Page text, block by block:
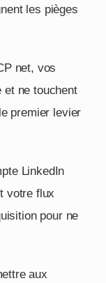
les pièges
net, vos
et ne touchent
premier levier
LinkedIn
votre flux
pour ne
aux